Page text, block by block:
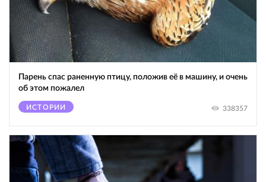
Парень спас раненную птицу, положив её в машину, и очень
об этом пожалел
ИСТОРИИ 338357